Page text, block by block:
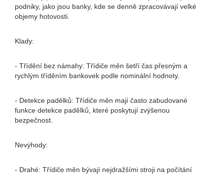
podniky, jako jsou banky, kde se denně zpracovávají velké
objemy hotovosti.
Klady:
- Třídění bez námahy: Třídiče měn šetří čas přesným a
rychlým tříděním bankovek podle nominální hodnoty.
- Detekce padělků: Třídiče měn mají často zabudované
funkce detekce padělků, které poskytují zvýšenou
bezpečnost.
Nevýhody:
- Drahé: Třídiče měn bývají nejdražšími stroji na počítání